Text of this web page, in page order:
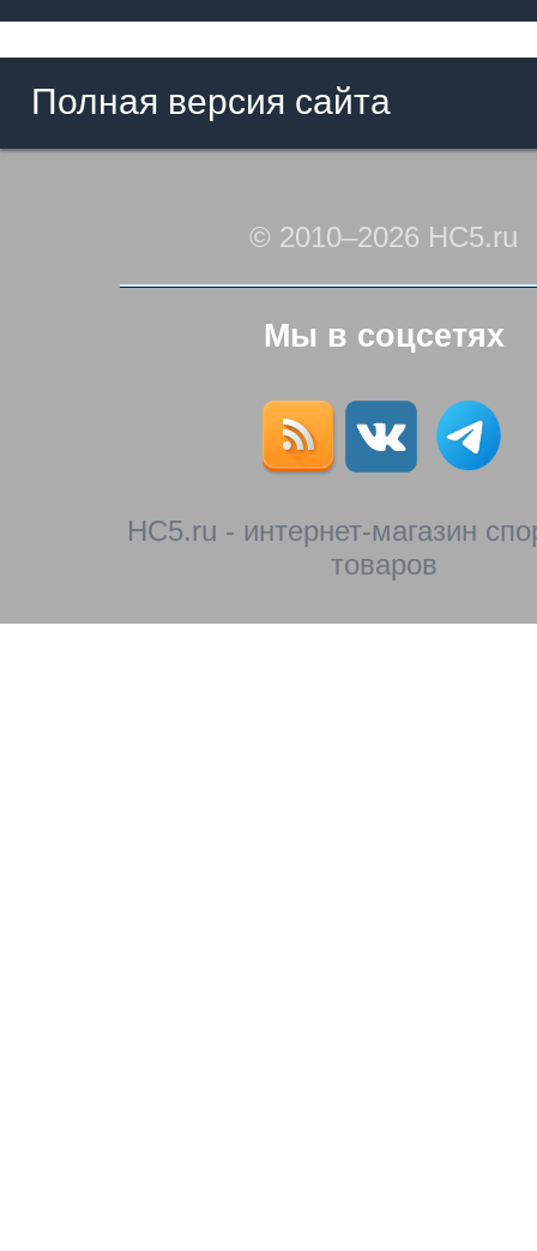
Полная версия сайта
© 2010–2026 HC5.ru
Мы в соцсетях
HC5.ru - интернет-магазин
товаров